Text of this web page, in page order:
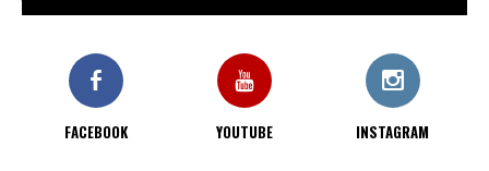
KO bij CWA Lowlands 7
FACEBOOK YOUTUBE INSTAGRAM